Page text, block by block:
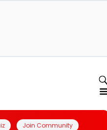
Join Community